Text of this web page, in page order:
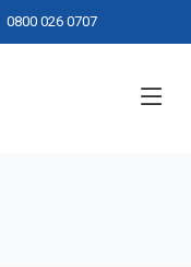
0800 026 0707